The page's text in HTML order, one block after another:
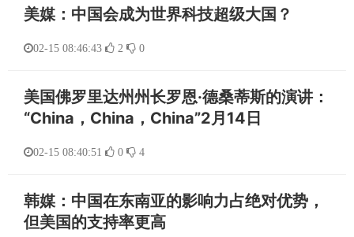
美媒：中国会成为世界科技超级大国？
02-15 08:46:43 2 0
美国佛罗里达州州长罗恩·德桑蒂斯的演讲：
“China，China，China”2月14日
02-15 08:40:51 0 4
韩媒：中国在东南亚的影响力占绝对优势，
但美国的支持率更高